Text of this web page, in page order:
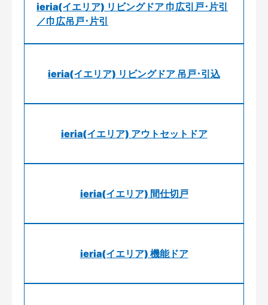
ieria(イエリア) リビングドア 巾広引戸･片引
／巾広吊戸･片引
ieria(イエリア) リビングドア 吊戸･引込
ieria(イエリア) アウトセットドア
ieria(イエリア) 間仕切戸
ieria(イエリア) 機能ドア